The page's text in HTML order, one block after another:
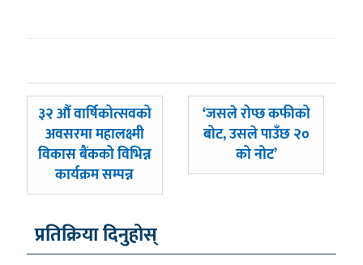
पछिल्लाे
३२ औँ वार्षिकोत्सवको
अवसरमा महालक्ष्मी
विकास बैंकको विभिन्न
कार्यक्रम सम्पन्न
अघिल्लाे
-
‘जसले रोप्छ कफीको
बोट, उसले पाउँछ २०
को नोट’
प्रतिक्रिया दिनुहोस्